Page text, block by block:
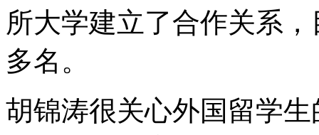
所大学建立了合作关系
多名。
胡锦涛很关心外国留学